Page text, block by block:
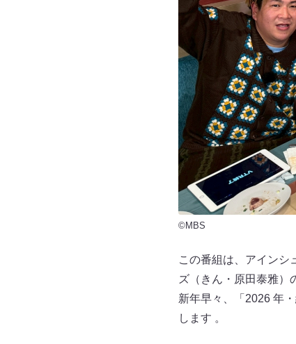
©MBS
この番組は、アインシ
ズ（きん・原田泰雅）
新年早々、「2026 年
します 。